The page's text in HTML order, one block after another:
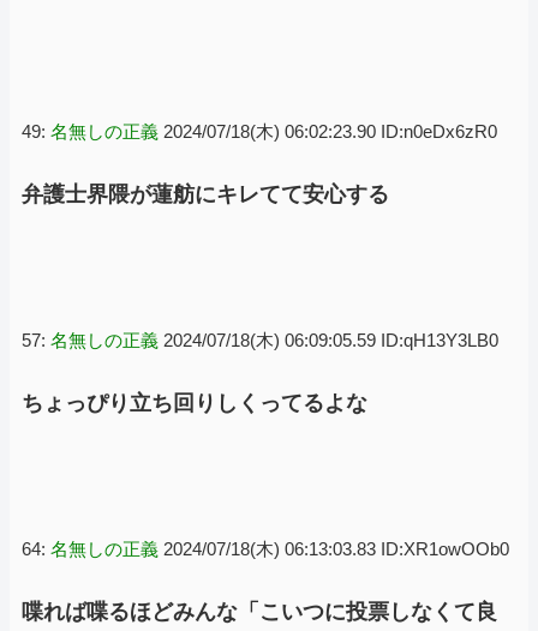
49: 名無しの正義 2024/07/18(木) 06:02:23.90 ID:n0eDx6zR0
弁護士界隈が蓮舫にキレてて安心する
57: 名無しの正義 2024/07/18(木) 06:09:05.59 ID:qH13Y3LB0
ちょっぴり立ち回りしくってるよな
64: 名無しの正義 2024/07/18(木) 06:13:03.83 ID:XR1owOOb0
喋れば喋るほどみんな「こいつに投票しなくて良